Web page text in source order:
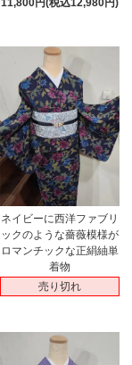
11,800円(税込12,980円)
ネイビーに西洋ファブリ
ックのような薔薇模様が
ロマンチックな正絹紬単
着物
売り切れ